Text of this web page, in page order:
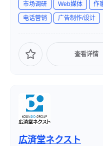
ングを通じて、サービス業
支援を行っています。
市场调研
Web媒体 作
电话营销
广告制作/设计
查看详情
広済堂ネクスト